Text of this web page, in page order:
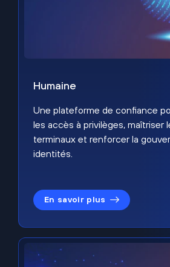
Humaine
Une plateforme de confiance
les accès à privilèges, maîtriser
terminaux et renforcer la
identités.
En savoir plus